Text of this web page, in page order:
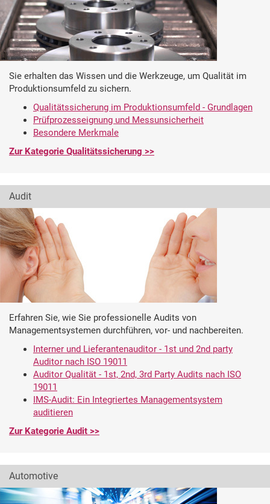
Sie erhalten das Wissen und die Werkzeuge, um Qualität im
Produktionsumfeld zu sichern.
Qualitätssicherung im Produktionsumfeld - Grundlagen
Prüfprozesseignung und Messunsicherheit
Besondere Merkmale
Zur Kategorie Qualitätssicherung >>
Audit
Erfahren Sie, wie Sie professionelle Audits von
Managementsystemen durchführen, vor- und nachbereiten.
Interner und Lieferantenauditor - 1st und 2nd party
Auditor nach ISO 19011
Auditor Qualität - 1st, 2nd, 3rd Party Audits nach ISO
19011
IMS-Audit: Ein Integriertes Managementsystem
auditieren
Zur Kategorie Audit >>
Automotive